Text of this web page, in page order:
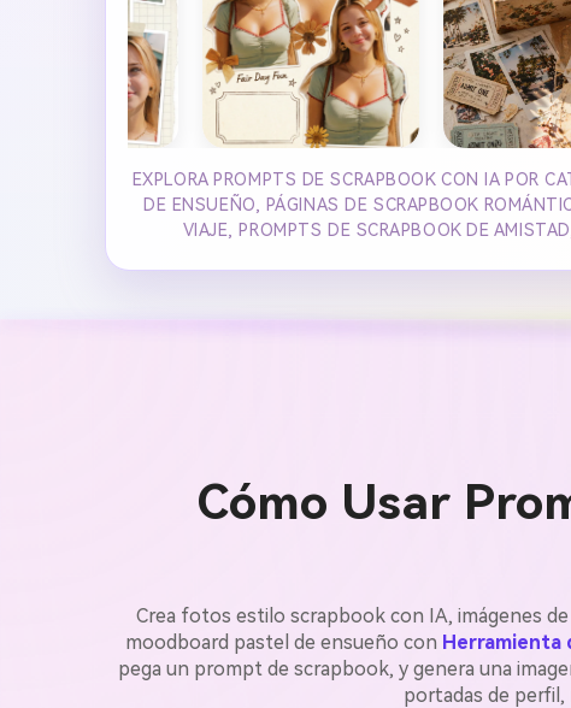
EXPLORA PROMPTS DE SCRAPBOOK CON IA POR
DE ENSUEÑO, PÁGINAS DE SCRAPBOOK
VIAJE, PROMPTS DE SCRAPBOOK DE
Cómo Usar
Crea fotos estilo scrapbook con IA, imágenes
moodboard pastel de ensueño con Herramienta
pega un prompt de scrapbook, y genera una
portadas de perfil,